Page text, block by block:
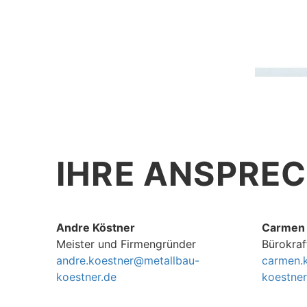
IHRE
Andre Köstner
Meister und Firmengründer
andre.koestner@metallbau-
koestner.de